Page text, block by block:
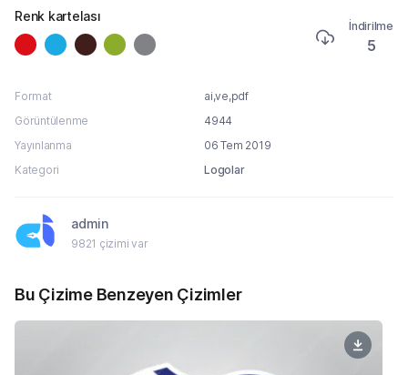
Renk kartelası
İndirilme
5
Format
ai,ve,pdf
Görüntülenme
4944
Yayınlanma
06 Tem 2019
Kategori
Logolar
admin
9821 çizimi var
Bu Çizime Benzeyen Çizimler